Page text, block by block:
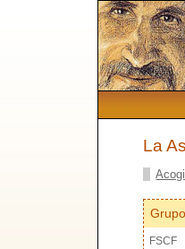
La
FSCF